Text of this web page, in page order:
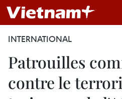
INTERNATIONAL
Patrouilles
contre le